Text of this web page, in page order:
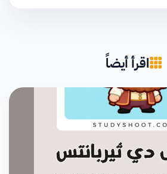
اقرأ أيضاً